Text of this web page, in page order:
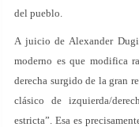
del pueblo.
A juicio de Alexander
moderno es que modifica
derecha surgido de la gran
clásico de izquierda/
estricta”. Esa es